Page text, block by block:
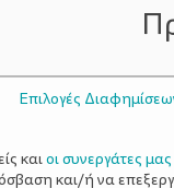
Επιλογές
καιοι συνεργάτες μας
και/ή να